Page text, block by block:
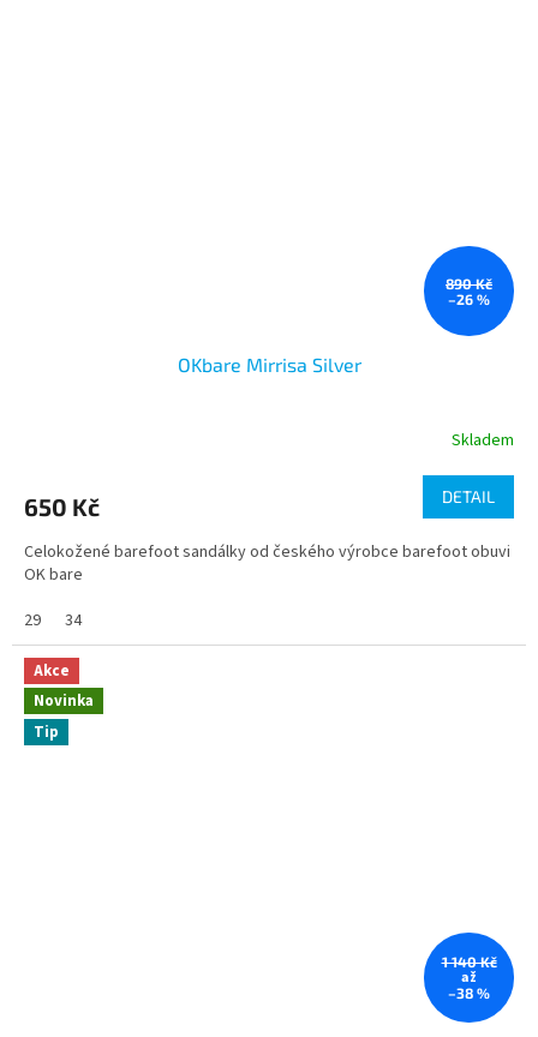
890 Kč
–26 %
OKbare Mirrisa Silver
Skladem
650 Kč DETAIL
Celokožené barefoot sandálky od českého výrobce barefoot obuvi
OK bare
29
34
Akce
Novinka
Tip
1 140 Kč
až
–38 %